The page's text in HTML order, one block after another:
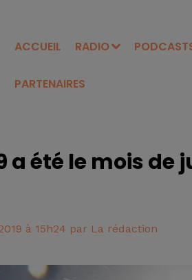
ACCUEIL RADIO
PARTENAIRES
a été le mois
à 15h24 par La rédaction